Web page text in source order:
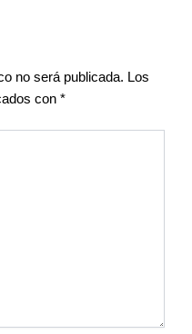
no será publicada. Los
con *